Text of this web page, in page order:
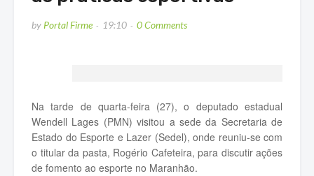
byPortal Firme 19:10 0 Comments
Na tarde de quarta-feira (27), o deputado estadual
Wendell Lages (PMN) visitou a sede da Secretaria de
Estado do Esporte e Lazer (Sedel), onde reuniu-se com
o titular da pasta, Rogério Cafeteira, para discutir ações
de fomento ao esporte no Maranhão.